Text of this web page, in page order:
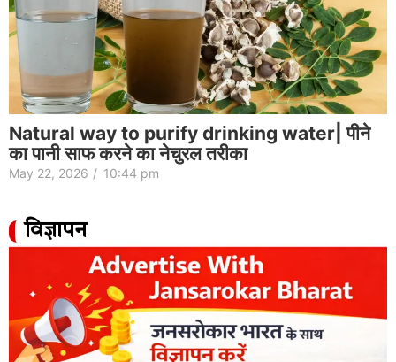
Natural way to purify drinking water| पीने
का पानी साफ करने का नेचुरल तरीका
May 22, 2026 / 10:44 pm
विज्ञापन